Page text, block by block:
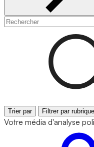
Trier par Filtrer par rubrique
Votre média d'analyse